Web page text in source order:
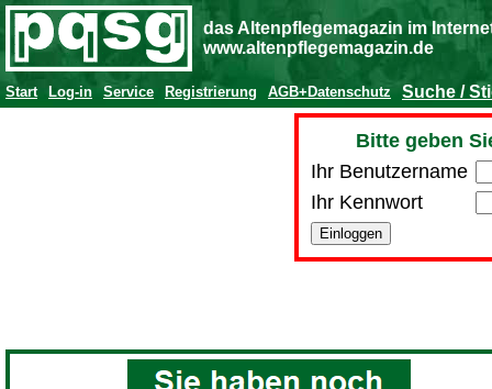
das Altenpflegemagazin im
www.altenpflegemagazin.de
Start Log-in Service Registrierung AGB+Datenschutz Suche /
Bitte geben
Ihr Benutzername
Ihr Kennwort